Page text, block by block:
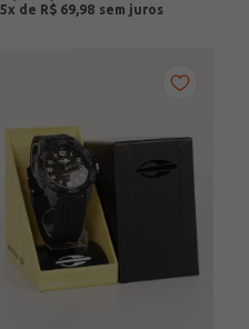
5x de R$ 69 98